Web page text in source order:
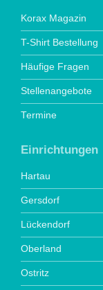
Korax Magazin
T-Shirt Bestellung
Häufige Fragen
Stellenangebote
Termine
Einrichtungen
Hartau
Gersdorf
Lückendorf
Oberland
Ostritz